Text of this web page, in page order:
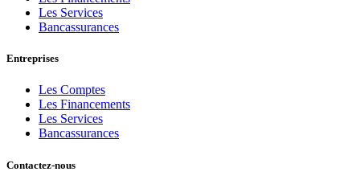
Les Services
Bancassurances
Entreprises
Les Comptes
Les Financements
Les Services
Bancassurances
Contactez-nous